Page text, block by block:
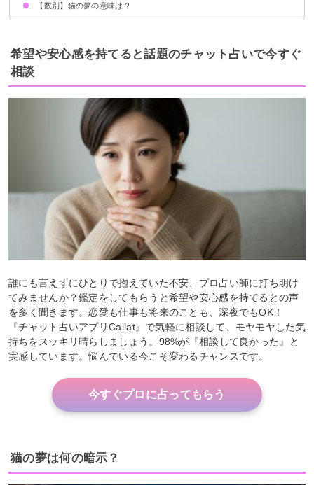
飼い猫の夢【警告夢】
白い猫の夢【吉夢】
黒猫の夢【吉夢】
子猫の夢【吉夢】
茶トラの猫の夢【吉夢】
大きな猫の夢【警告夢】
青い猫の夢【吉夢】
死にそうな猫の夢【警告夢】
三毛猫の夢【警告夢】
野良猫の夢【警告夢】
グレーの猫の夢【警告夢】
金色の猫の夢【吉夢】
紫の猫の夢【吉夢】
水色の猫の夢【警告夢】
【数別】猫の夢の意味は？
猫がたくさんいる夢【警告夢】
親子の猫の夢【吉夢】
1匹の猫の夢【警告夢】
2匹の猫の夢【吉夢】
希望や安心感を持てると話題のチャット占いで今すぐ
相談
誰にも言えずにひとりで抱えていた不安、プロ占い師に打ち明け
てみませんか？鑑定をしてもらうと希望や安心感を持てるとの声
を多く聞きます。恋愛も仕事も将来のことも、深夜でもOK！
『チャット占いアプリCallat』で気軽に相談して、モヤモヤした気
持ちをスッキリ晴らしましょう。98%が『相談して良かった』と
実感しています。悩んでいる今こそ変わるチャンスです。
今すぐプロに占ってもらう
猫の夢は何の暗示？